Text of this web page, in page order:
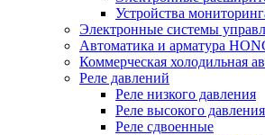
Устройства
Электронные системы
Автоматика и арматура
Коммерческая холодильная
Реле давлений
Реле низкого давления
Реле высокого давления
Реле сдвоенные